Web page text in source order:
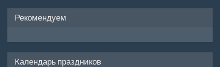
Рекомендуем
Календарь праздников